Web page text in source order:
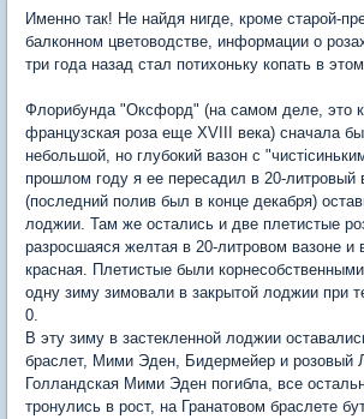
Именно так! Не найдя нигде, кроме старой-
балконном цветоводстве, информации о
три года назад стал потихоньку копать в
Флорибунда "Оксфорд" (на самом деле, это
французская роза еще XVIII века) сначала
небольшой, но глубокий вазон с
прошлом году я ее пересадил в 20-литровый
(последний полив был в конце декабря)
лоджии. Там же остались и две плетистые
разросшаяся желтая в 20-литровом вазоне и
красная. Плетистые были
одну зиму зимовали в закрытой лоджии при
0.
В эту зиму в застекленной лоджии
браслет, Мими Эден, Бидермейер и розовый
Голландская Мими Эден погибла, все
тронулись в рост, на Гранатовом браслете